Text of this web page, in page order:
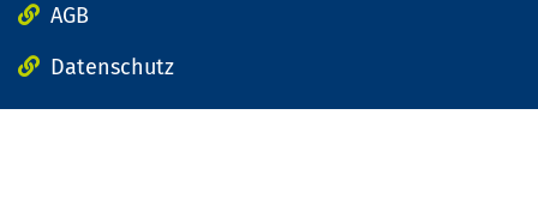
AGB
Datenschutz